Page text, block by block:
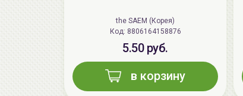
the SAEM (Корея)
Код: 8806164158876
5.50 руб.
в корзину